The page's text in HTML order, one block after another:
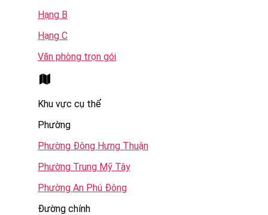
Hạng B
Hạng C
Văn phòng trọn gói
Khu vực cụ thể
Phường
Phường Đông Hưng Thuận
Phường Trung Mỹ Tây
Phường An Phú Đông
Đường chính